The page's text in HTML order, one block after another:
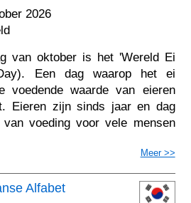
2026
van oktober is het 'Wereld Ei
Een dag waarop het ei
voedende waarde van eieren
Eieren zijn sinds jaar en dag
voeding voor vele mensen
Meer >>
Alfabet